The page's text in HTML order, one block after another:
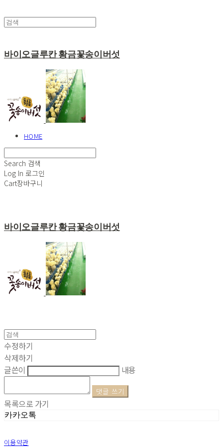
바이오글루칸 황금꽃송이버섯
HOME
Search 검색
Log In 로그인
Cart장바구니
바이오글루칸 황금꽃송이버섯
수정하기
삭제하기
글쓴이
내용
댓글 쓰기
목록으로 가기
카카오톡
이용약관